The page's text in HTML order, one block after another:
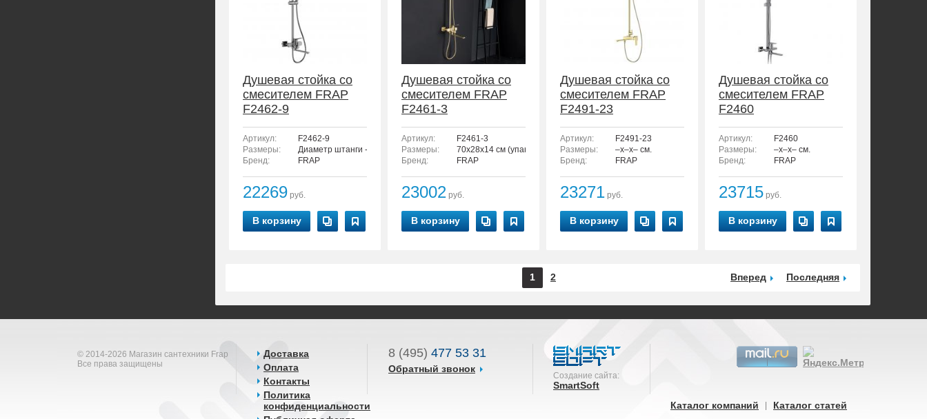
Душевая стойка со
смесителем FRAP
F2462-9
Артикул:
F2462-9
Размеры:
Диаметр штанги - 24 мм.
Бренд:
FRAP
22269 руб.
В корзину
Душевая стойка со
смесителем FRAP
F2461-3
Артикул:
F2461-3
Размеры:
70x28x14 см (упаковка)
Бренд:
FRAP
23002 руб.
В корзину
Душевая стойка со
смесителем FRAP
F2491-23
Артикул:
F2491-23
Размеры:
–x–x– см.
Бренд:
FRAP
23271 руб.
В корзину
Душевая стойка со
смесителем FRAP
F2460
Артикул:
F2460
Размеры:
–x–x– см.
Бренд:
FRAP
23715 руб.
В корзину
1 2 Вперед Последняя
© 2014-2026 Магазин сантехники Frap
Все права защищены
Доставка
Оплата
Контакты
Политика
конфиденциальности
8 (495) 477 53 31
Обратный звонок
Создание сайта:
SmartSoft
Каталог компаний
Каталог статей